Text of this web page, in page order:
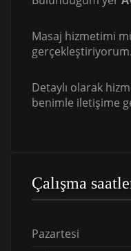
Masaj hizmetimi
gerçekleştiriyorum.
Detaylı olarak
benimle iletişime
Çalışma
Pazartesi